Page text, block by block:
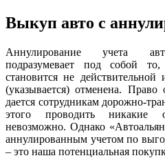
Выкуп авто с
Аннулирование учета
подразумевает под собой
становится не
(указывается) отменена.
дается сотрудникам дорожно-
этого проводить никакие
невозможно. Однако
аннулированным учетом по
– это наша потенциальная